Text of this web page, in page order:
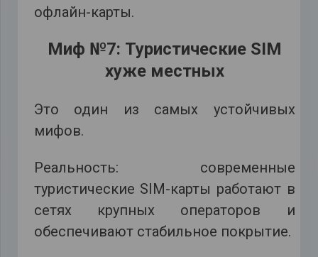
офлайн-карты.
Миф №7: Туристические SIM
хуже местных
Это один из самых устойчивых
мифов.
Реальность: современные
туристические SIM-карты работают в
сетях крупных операторов и
обеспечивают стабильное покрытие.